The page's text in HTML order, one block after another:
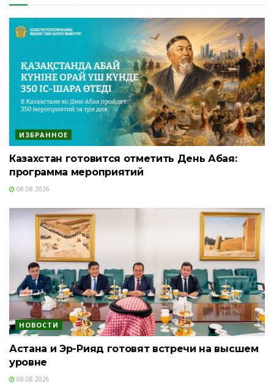
ИЗБРАННОЕ
Казахстан готовится отметить День Абая:
программа мероприятий
08.08.2026
НОВОСТИ
Астана и Эр-Рияд готовят встречи на высшем
уровне
08.08.2026